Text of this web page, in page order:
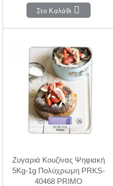
Στο Καλάθι
Ζυγαριά Κουζίνας Ψηφιακή
5Kg-1g Πολύχρωμη PRKS-
40468 PRIMO